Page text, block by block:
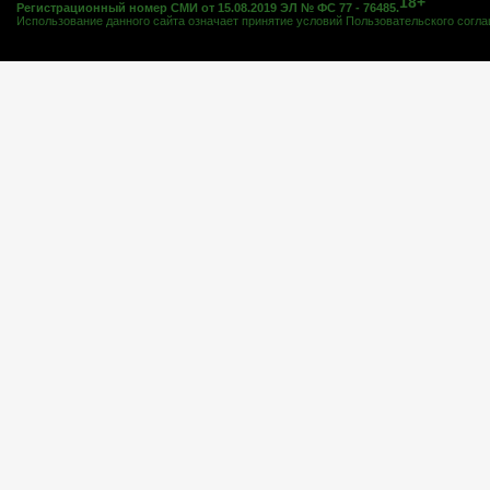
Регистрационный номер СМИ от 15.08.2019 ЭЛ № ФС 77 - 76485.
Использование данного сайта означает принятие условий Пользовательского